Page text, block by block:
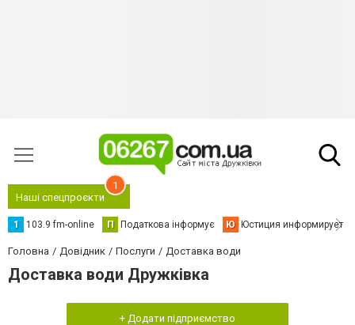
Наші спецпроєкти
1
1 103.9 fm-online П Податкова інформує Ю Юстиция информирует
Головна Довідник Послуги Доставка води
Доставка води Дружківка
+ Додати підприємство